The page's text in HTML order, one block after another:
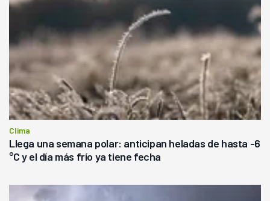
Clima
Llega una semana polar: anticipan heladas de hasta -6
°C y el día más frío ya tiene fecha